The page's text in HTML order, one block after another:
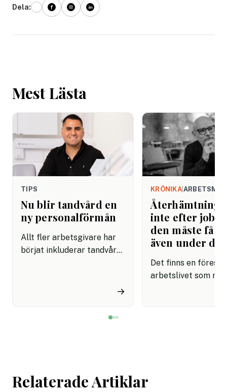
Dela:
Mest Lästa
TIPS
Nu blir tandvård en
ny personalförmån
Allt fler arbetsgivare har
börjat inkluderar tandvård i
miljon svenskar uppger att
→
KRÖNIKA|
Återhämtning
inte efter
den måste få
även under
Det finns en
arbetslivet som
Relaterade Artiklar